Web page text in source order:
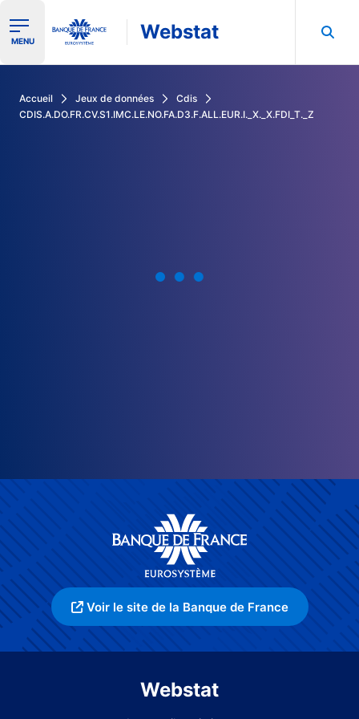
Ouvrir le menu de navigation
MENU Webstat
Accueil Jeux de données
Cdis
CDIS.A.DO.FR.CV.S1.IMC.LE.NO.FA.D3.F.ALL.EUR.I._X._X.FDI_T._Z
Voir le site de la Banque de France
Webstat